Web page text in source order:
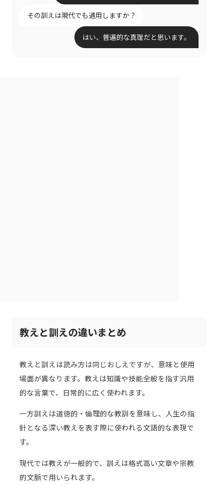
その訓えは現代でも通用しますか？
はい、普遍的な真理だと思います。
教えと訓えの違いまとめ
教えと訓えは読み方は同じおしえですが、意味と使用
場面が異なります。教えは知識や技能全般を指す汎用
的な言葉で、日常的に広く使われます。
一方訓えは道徳的・倫理的な教訓を意味し、人生の指
針となる深い教えを表す際に使われる文語的な表現で
す。
現代では教えが一般的で、訓えは格式高い文章や宗教
的文脈で用いられます。